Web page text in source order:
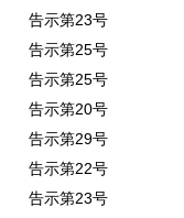
告示第23号
告示第25号
告示第25号
告示第20号
告示第29号
告示第22号
告示第23号